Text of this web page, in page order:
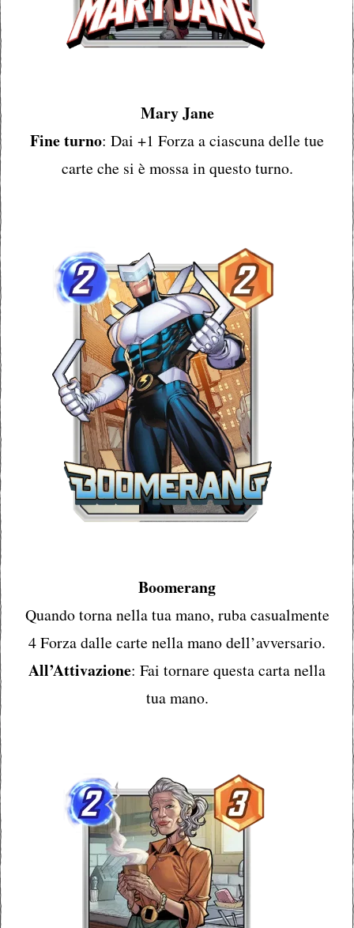
Mary Jane
Fine turno: Dai +1 Forza a ciascuna delle tue
carte che si è mossa in questo turno.
Boomerang
Quando torna nella tua mano, ruba casualmente
4 Forza dalle carte nella mano dell’avversario.
All’Attivazione: Fai tornare questa carta nella
tua mano.